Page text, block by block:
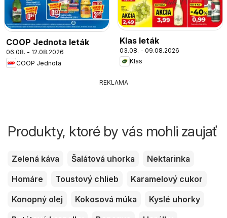
COOP Jednota leták
06.08. - 12.08.2026
COOP Jednota
Klas leták
03.08. - 09.08.2026
Klas
REKLAMA
Produkty, ktoré by vás mohli zaujať
Zelená káva Šalátová uhorka
Nektarinka
Homáre
Toustový chlieb
Karamelový cukor
Konopný olej
Kokosová múka
Kyslé uhorky